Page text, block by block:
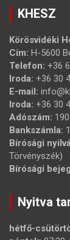
KHESZ
Körösvidéki
Cím: H-5600
Telefon: +36
Iroda: +36 30
E-mail:
Iroda: +36 30
Adószám:
Bankszámla:
Bírósági
Törvényszék)
Bírósági
Nyitva
hétfő-